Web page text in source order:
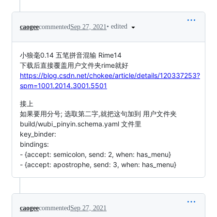
caogeecommentedSep 27, 2021• edited
小狼毫0.14 五笔拼音混输 Rime14
下载后直接覆盖用户文件夹rime就好
https://blog.csdn.net/chokee/article/details/120337253?
spm=1001.2014.3001.5501
接上
如果要用分号; 选取第二字,就把这句加到 用户文件夹
build/wubi_pinyin.schema.yaml 文件里
key_binder:
bindings:
- {accept: semicolon, send: 2, when: has_menu}
- {accept: apostrophe, send: 3, when: has_menu}
caogeecommentedSep 27, 2021